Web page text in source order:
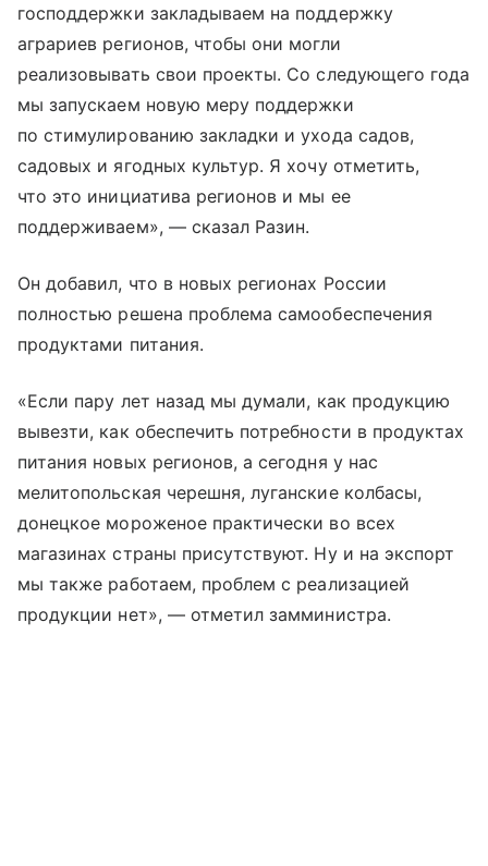
господдержки закладываем на поддержку
аграриев регионов, чтобы они могли
реализовывать свои проекты. Со следующего года
мы запускаем новую меру поддержки
по стимулированию закладки и ухода садов,
садовых и ягодных культур. Я хочу отметить,
что это инициатива регионов и мы ее
поддерживаем», — сказал Разин.
Он добавил, что в новых регионах России
полностью решена проблема самообеспечения
продуктами питания.
«Если пару лет назад мы думали, как продукцию
вывезти, как обеспечить потребности в продуктах
питания новых регионов, а сегодня у нас
мелитопольская черешня, луганские колбасы,
донецкое мороженое практически во всех
магазинах страны присутствуют. Ну и на экспорт
мы также работаем, проблем с реализацией
продукции нет», — отметил замминистра.